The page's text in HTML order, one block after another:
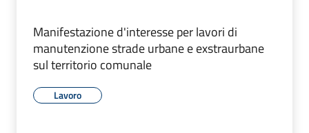
Manifestazione d'interesse per lavori di
manutenzione strade urbane e exstraurbane
sul territorio comunale
Lavoro